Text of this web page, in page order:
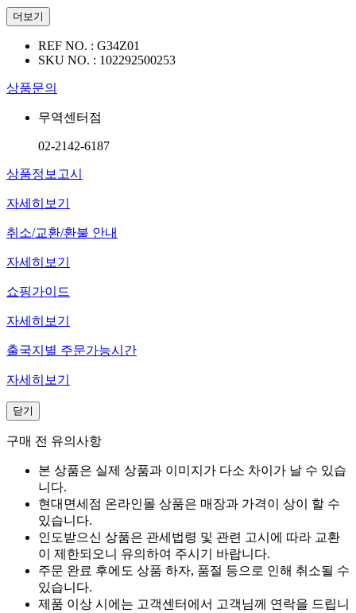
더보기
REF NO. : G34Z01
SKU NO. : 102292500253
상품문의
무역센터점
02-2142-6187
상품정보고시
자세히보기
취소/교환/환불 안내
자세히보기
쇼핑가이드
자세히보기
출국지별 주문가능시간
자세히보기
닫기
구매 전 유의사항
본 상품은 실제 상품과 이미지가 다소 차이가 날 수 있습
니다.
현대면세점 온라인몰 상품은 매장과 가격이 상이 할 수
있습니다.
인도받으신 상품은 관세법령 및 관련 고시에 따라 교환
이 제한되오니 유의하여 주시기 바랍니다.
주문 완료 후에도 상품 하자, 품절 등으로 인해 취소될 수
있습니다.
제품 이상 시에는 고객센터에서 고객님께 연락을 드립니